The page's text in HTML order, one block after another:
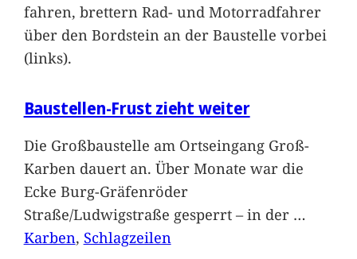
fahren, brettern Rad- und Motorradfahrer
über den Bordstein an der Baustelle vorbei
(links).
Baustellen-Frust zieht weiter
Die Großbaustelle am Ortseingang Groß-
Karben dauert an. Über Monate war die
Ecke Burg-Gräfenröder
Straße/Ludwigstraße gesperrt – in der …
Karben, Schlagzeilen